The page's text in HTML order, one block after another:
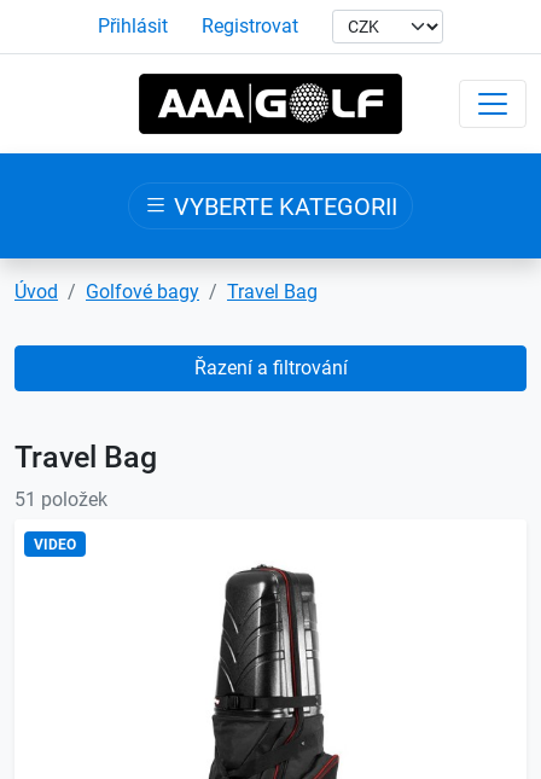
Přihlásit Registrovat
VYBERTE KATEGORII
Úvod Golfové bagy Travel Bag
Řazení a filtrování
Travel Bag
51 položek
VIDEO